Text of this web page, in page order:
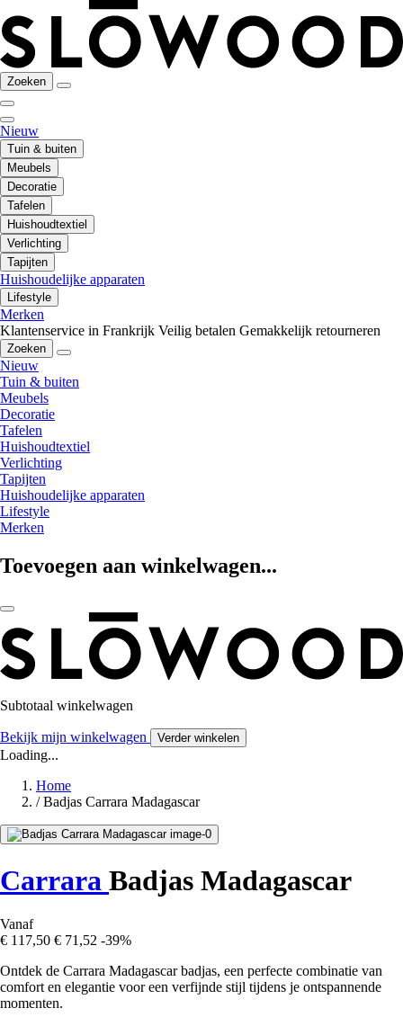
Zoeken
Nieuw
Tuin & buiten
Meubels
Decoratie
Tafelen
Huishoudtextiel
Verlichting
Tapijten
Huishoudelijke apparaten
Lifestyle
Merken
Klantenservice in Frankrijk Veilig betalen Gemakkelijk retourneren
Zoeken
Nieuw
Tuin & buiten
Meubels
Decoratie
Tafelen
Huishoudtextiel
Verlichting
Tapijten
Huishoudelijke apparaten
Lifestyle
Merken
Toevoegen aan winkelwagen...
Subtotaal winkelwagen
Bekijk mijn winkelwagen Verder winkelen
Loading...
Home
/ Badjas Carrara Madagascar
Carrara Badjas Madagascar
Vanaf
€ 117,50 € 71,52 -39%
Ontdek de Carrara Madagascar badjas, een perfecte combinatie van
comfort en elegantie voor een verfijnde stijl tijdens je ontspannende
momenten.